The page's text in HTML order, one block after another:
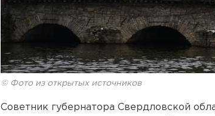
© Фото из открытых источников
Советник губернатора Свердловской